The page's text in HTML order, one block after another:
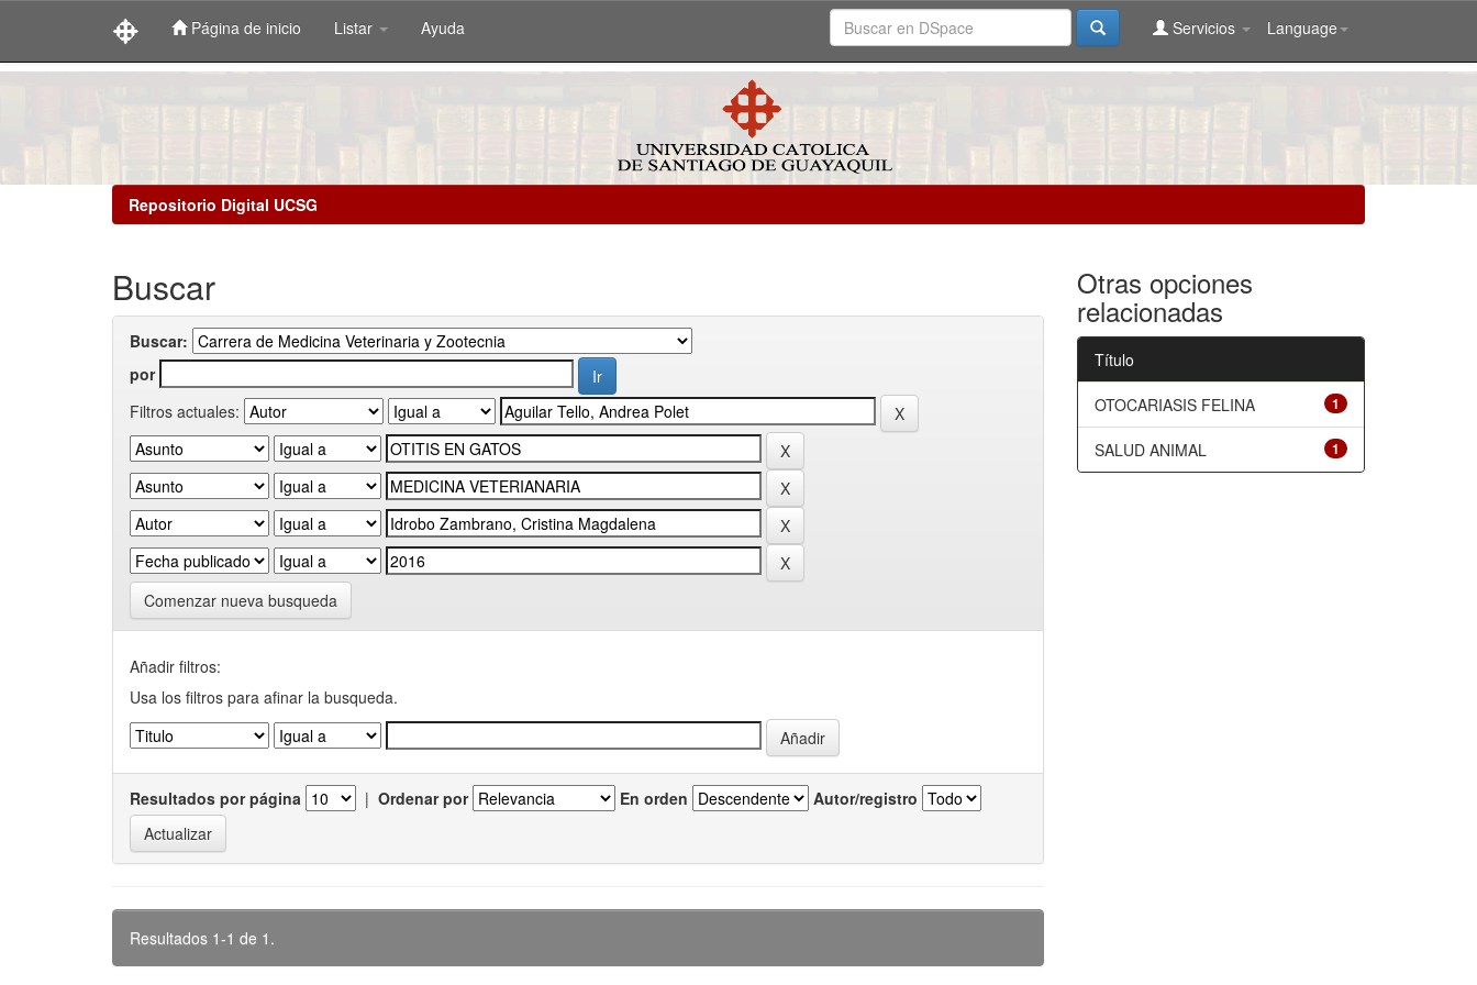
Página de inicio Listar Ayuda Language
Servicios
Repositorio Digital UCSG
Buscar
Buscar:
por
Filtros actuales:
Comenzar nueva busqueda
Añadir filtros:
Usa los filtros para afinar la busqueda.
Resultados por página | Ordenar por En orden Autor/registro
Resultados 1-1 de 1.
Otras opciones
relacionadas
Título
1
OTOCARIASIS FELINA
1
SALUD ANIMAL